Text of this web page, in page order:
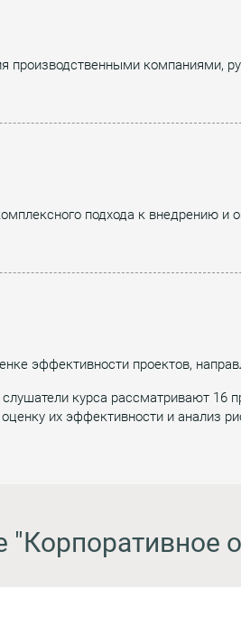
производственными компаниями,
подхода к внедрению
эффективности проектов,
курса рассматривают 16
их эффективности и анализ
"Корпоративное